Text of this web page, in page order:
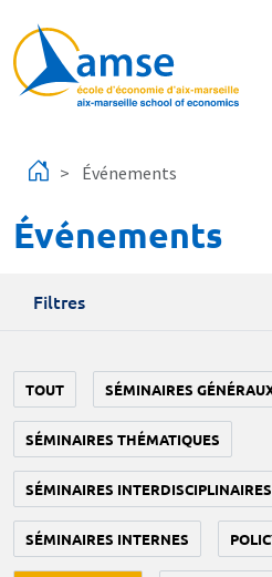
Événements
Événements
Filtres
TOUT SÉMINAIRES
SÉMINAIRES THÉMATIQUES
SÉMINAIRES INTERDISCIPLINAIRES
SÉMINAIRES INTERNES